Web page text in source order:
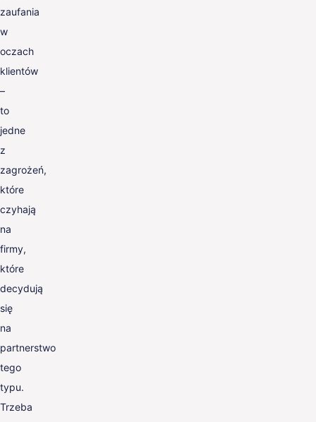
zaufania
w
oczach
klientów
–
to
jedne
z
zagrożeń,
które
czyhają
na
firmy,
które
decydują
się
na
partnerstwo
tego
typu.
Trzeba